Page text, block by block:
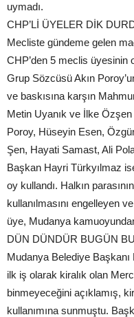
uymadı.
CHP’Lİ ÜYELER DİK
Mecliste gündeme gelen
CHP’den 5 meclis üyesinin
Grup Sözcüsü Akın
ve baskısına karşın
Metin Uyanık ve İlke Özşen
Poroy, Hüseyin Esen,
Şen, Hayati Samast, Ali
Başkan Hayri Türkyılmaz
oy kullandı. Halkın
kullanılmasını engelleyen
üye, Mudanya
DÜN DÜNDÜR BUGÜN
Mudanya Belediye
ilk iş olarak kiralık olan
binmeyeceğini açıklamış,
kullanımına sunmuştu.